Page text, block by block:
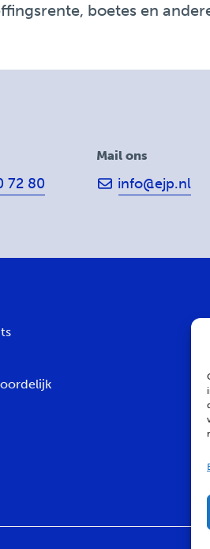
boetes en
72 80
Mail ons
info@ejp.nl